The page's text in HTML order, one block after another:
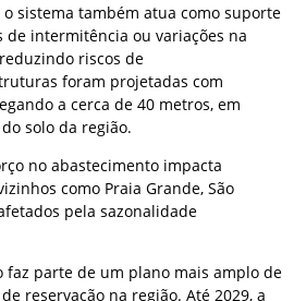
o sistema também atua como suporte
de intermitência ou variações na
riscos de
foram projetadas com
a cerca de 40 metros, em
solo da região.
no abastecimento impacta
como Praia Grande, São
pela sazonalidade
faz parte de um plano mais amplo de
reservação na região. Até 2029, a